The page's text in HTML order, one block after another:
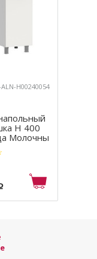
Н00240054
Н 400
Молочны